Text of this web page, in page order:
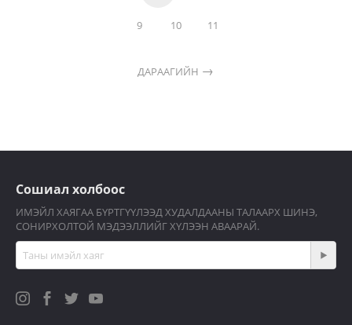
9 10 11
ДАРААГИЙН
Сошиал холбоос
ИМЭЙЛ ХАЯГАА БҮРТГҮҮЛЭЭД ХУДАЛДААНЫ ТАЛААРХ ШИНЭ,
СОНИРХОЛТОЙ МЭДЭЭЛЛИЙГ ХҮЛЭЭН АВААРАЙ.